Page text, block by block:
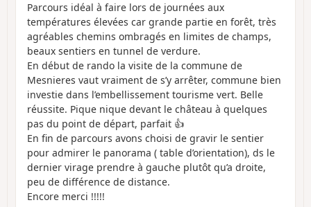
Parcours idéal à faire lors de journées aux
températures élevées car grande partie en forêt, très
agréables chemins ombragés en limites de champs,
beaux sentiers en tunnel de verdure.
En début de rando la visite de la commune de
Mesnieres vaut vraiment de s’y arrêter, commune bien
investie dans l’embellissement tourisme vert. Belle
réussite. Pique nique devant le château à quelques
pas du point de départ, parfait 👍
En fin de parcours avons choisi de gravir le sentier
pour admirer le panorama ( table d’orientation), ds le
dernier virage prendre à gauche plutôt qu’a droite,
peu de différence de distance.
Encore merci !!!!!